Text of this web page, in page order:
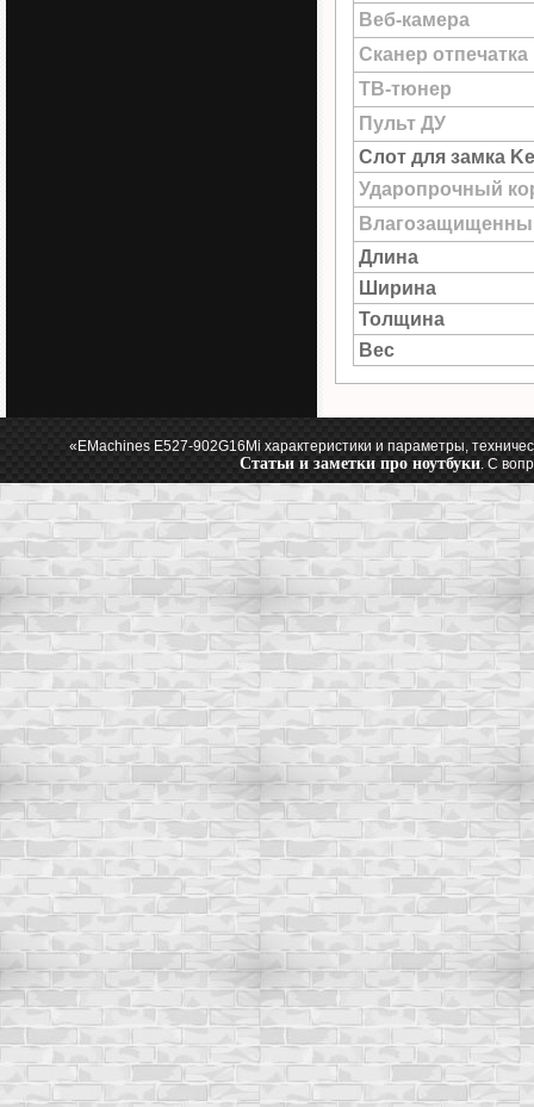
Веб-камера
Сканер
ТВ-тюнер
Пульт ДУ
Слот для замка
Ударопрочный
Длина
Ширина
Толщина
Вес
«EMachines E527-902G16Mi характеристики и параметры,
Статьи и заметки про ноутбуки. С